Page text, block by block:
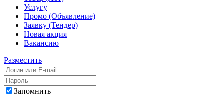
Услугу
Промо (Объявление)
Заявку (Тендер)
Новая акция
Вакансию
Разместить
Запомнить